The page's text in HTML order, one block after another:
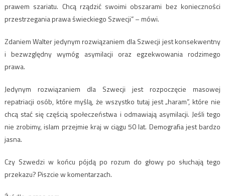
prawem szariatu. Chcą rządzić swoimi obszarami bez konieczności
przestrzegania prawa świeckiego Szwecji” – mówi.
Zdaniem Walter jedynym rozwiązaniem dla Szwecji jest konsekwentny
i bezwzględny wymóg asymilacji oraz egzekwowania rodzimego
prawa.
Jedynym rozwiązaniem dla Szwecji jest rozpoczęcie masowej
repatriacji osób, które myślą, że wszystko tutaj jest „haram”, które nie
chcą stać się częścią społeczeństwa i odmawiają asymilacji. Jeśli tego
nie zrobimy, islam przejmie kraj w ciągu 50 lat. Demografia jest bardzo
jasna.
Czy Szwedzi w końcu pójdą po rozum do głowy po słuchają tego
przekazu? Piszcie w komentarzach.